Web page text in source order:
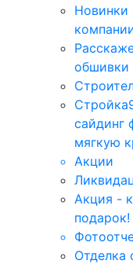
Новинки
обшивки
сайдинг
мягкую
Акции
Акция -
подарок!
Отделка